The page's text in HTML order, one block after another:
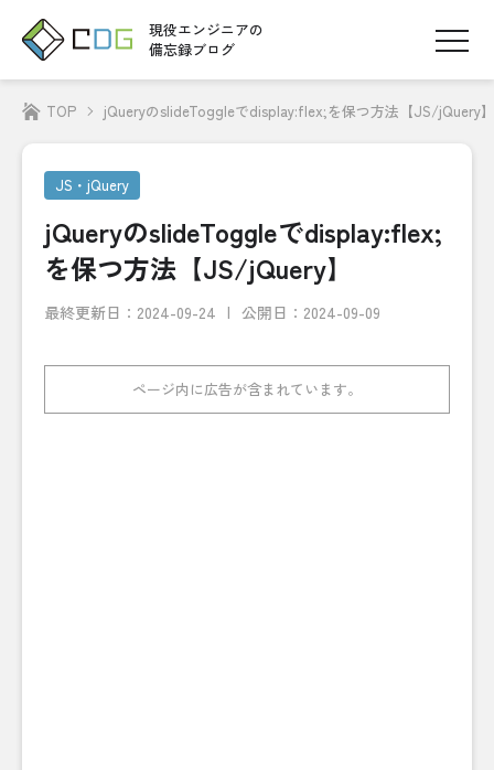
現役エンジニアの
備忘録ブログ
TOP jQueryのslideToggleでdisplay:flex;を保つ方法【JS/jQuery】
JS・jQuery
jQueryのslideToggleでdisplay:flex;
を保つ方法【JS/jQuery】
最終更新日： 2024-09-24 公開日：2024-09-09
ページ内に広告が含まれています。